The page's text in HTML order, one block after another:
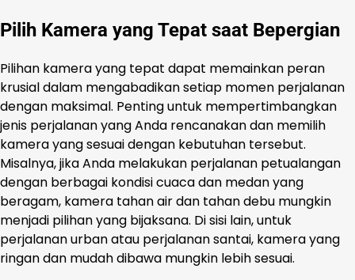
Pilih Kamera yang Tepat saat Bepergian
Pilihan kamera yang tepat dapat memainkan peran
krusial dalam mengabadikan setiap momen perjalanan
dengan maksimal. Penting untuk mempertimbangkan
jenis perjalanan yang Anda rencanakan dan memilih
kamera yang sesuai dengan kebutuhan tersebut.
Misalnya, jika Anda melakukan perjalanan petualangan
dengan berbagai kondisi cuaca dan medan yang
beragam, kamera tahan air dan tahan debu mungkin
menjadi pilihan yang bijaksana. Di sisi lain, untuk
perjalanan urban atau perjalanan santai, kamera yang
ringan dan mudah dibawa mungkin lebih sesuai.